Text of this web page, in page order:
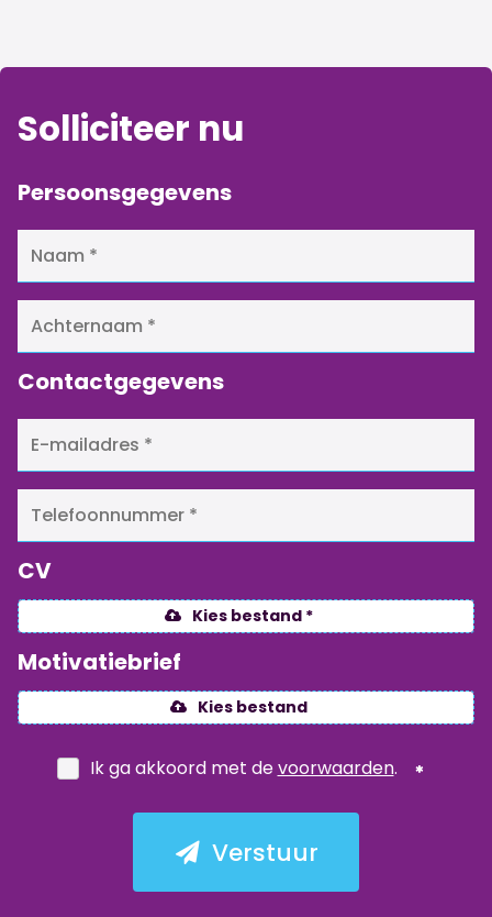
Solliciteer nu
Persoonsgegevens
Contactgegevens
CV
Kies bestand *
Motivatiebrief
Kies bestand
Ik ga akkoord met devoorwaarden.
Verstuur